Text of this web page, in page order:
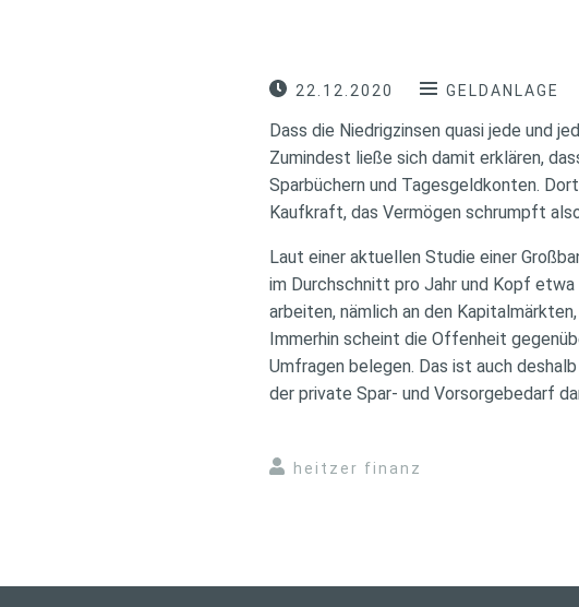
22.12.2020 GELDANLAGE
Dass die Niedrigzinsen quasi jede und
Zumindest ließe sich damit erklären,
Sparbüchern und Tagesgeldkonten.
Kaufkraft, das Vermögen schrumpft
Laut einer aktuellen Studie einer
im Durchschnitt pro Jahr und Kopf
arbeiten, nämlich an den
Immerhin scheint die Offenheit
Umfragen belegen. Das ist auch
der private Spar- und Vorsorgebedarf
heitzer finanz